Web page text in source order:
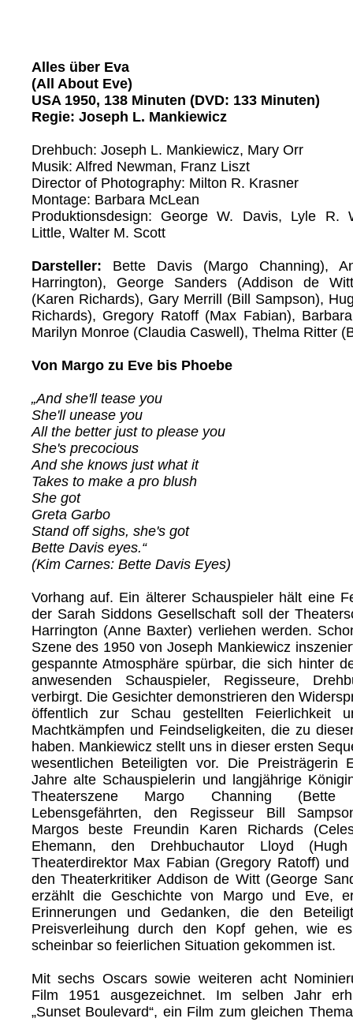
Alles über Eva
(All About Eve)
USA 1950, 138 Minuten (DVD: 133 Minuten)
Regie: Joseph L. Mankiewicz
Drehbuch: Joseph L. Mankiewicz, Mary Orr
Musik: Alfred Newman, Franz Liszt
Director of Photography: Milton R. Krasner
Montage: Barbara McLean
Produktionsdesign: George W. Davis, Lyle R.
Little, Walter M. Scott
Darsteller: Bette Davis (Margo Channing),
Harrington), George Sanders (Addison de
(Karen Richards), Gary Merrill (Bill Sampson),
Richards), Gregory Ratoff (Max Fabian),
Marilyn Monroe (Claudia Caswell), Thelma Ritter
Von Margo zu Eve bis Phoebe
„And she'll tease you
She'll unease you
All the better just to please you
She's precocious
And she knows just what it
Takes to make a pro blush
She got
Greta Garbo
Stand off sighs, she's got
Bette Davis eyes.“
(Kim Carnes: Bette Davis Eyes)
Vorhang auf. Ein älterer Schauspieler hält eine
der Sarah Siddons Gesellschaft soll der
Harrington (Anne Baxter) verliehen werden.
Szene des 1950 von Joseph Mankiewicz
gespannte Atmosphäre spürbar, die sich hinter
anwesenden Schauspieler, Regisseure,
verbirgt. Die Gesichter demonstrieren den
öffentlich zur Schau gestellten Feierlichkeit
Machtkämpfen und Feindseligkeiten, die zu
haben. Mankiewicz stellt uns in dieser ersten
wesentlichen Beteiligten vor. Die Preisträgerin
Jahre alte Schauspielerin und langjährige
Theaterszene Margo Channing
Lebensgefährten, den Regisseur Bill
Margos beste Freundin Karen Richards
Ehemann, den Drehbuchautor Lloyd
Theaterdirektor Max Fabian (Gregory Ratoff)
den Theaterkritiker Addison de Witt (George
erzählt die Geschichte von Margo und Eve,
Erinnerungen und Gedanken, die den
Preisverleihung durch den Kopf gehen, wie
scheinbar so feierlichen Situation gekommen ist.
Mit sechs Oscars sowie weiteren acht
Film 1951 ausgezeichnet. Im selben Jahr
„Sunset Boulevard“, ein Film zum gleichen